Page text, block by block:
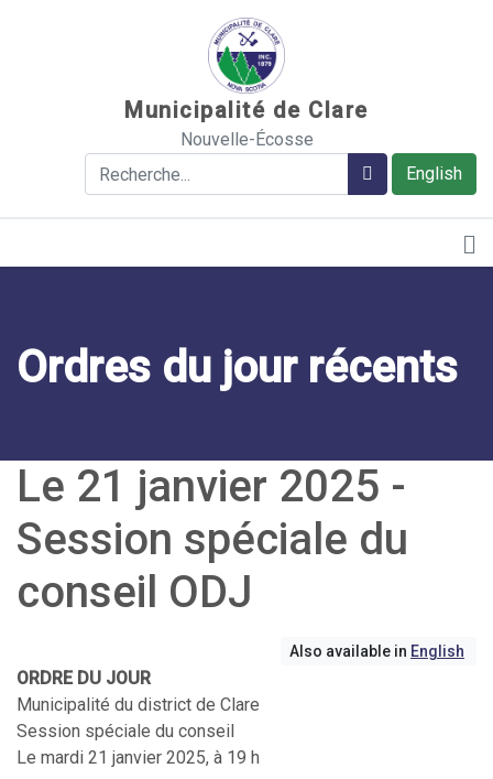
Municipalité de Clare
Nouvelle-Écosse
English
Rechercher Rechercher
Ordres du jour récents
Le 21 janvier 2025 -
Session spéciale du
conseil ODJ
Also available in English
ORDRE DU JOUR
Municipalité du district de Clare
Session spéciale du conseil
Le mardi 21 janvier 2025, à 19 h